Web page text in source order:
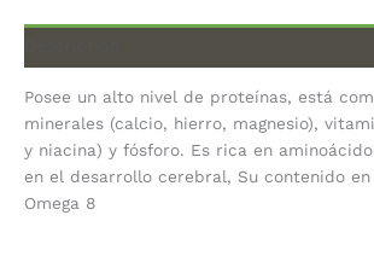
Posee un alto nivel de proteínas, está
minerales (calcio, hierro, magnesio),
y niacina) y fósforo. Es rica en
en el desarrollo cerebral, Su contenido
Omega 8